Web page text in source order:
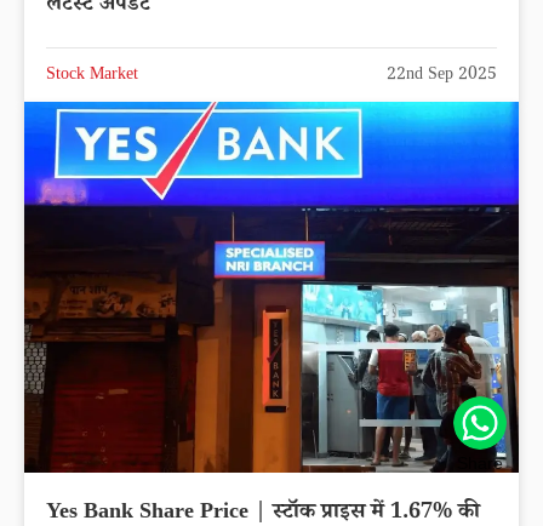
Stock Market 22nd Sep 2025
Yes Bank Share Price | स्टॉक प्राइस में 1.67% की
Share